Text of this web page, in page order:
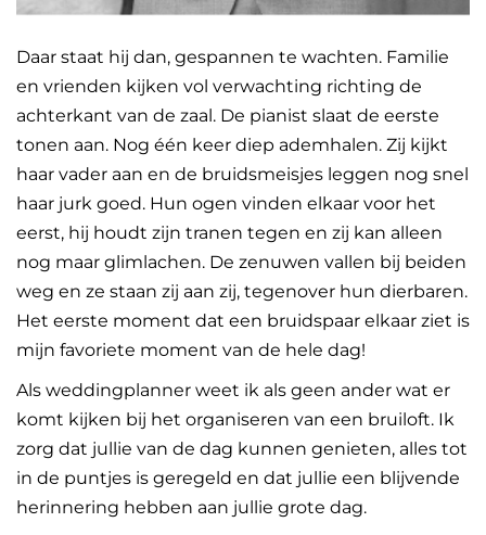
Daar staat hij dan, gespannen te wachten. Familie
en vrienden kijken vol verwachting richting de
achterkant van de zaal. De pianist slaat de eerste
tonen aan. Nog één keer diep ademhalen. Zij kijkt
haar vader aan en de bruidsmeisjes leggen nog snel
haar jurk goed. Hun ogen vinden elkaar voor het
eerst, hij houdt zijn tranen tegen en zij kan alleen
nog maar glimlachen. De zenuwen vallen bij beiden
weg en ze staan zij aan zij, tegenover hun dierbaren.
Het eerste moment dat een bruidspaar elkaar ziet is
mijn favoriete moment van de hele dag!
Als weddingplanner weet ik als geen ander wat er
komt kijken bij het organiseren van een bruiloft. Ik
zorg dat jullie van de dag kunnen genieten, alles tot
in de puntjes is geregeld en dat jullie een blijvende
herinnering hebben aan jullie grote dag.